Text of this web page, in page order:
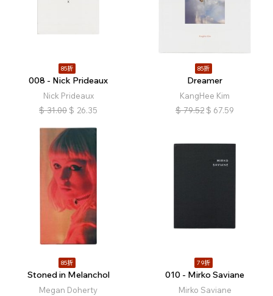
85折
008 - Nick Prideaux
Nick Prideaux
$ 31.00 $ 26.35
85折
Dreamer
KangHee Kim
$ 79.52 $ 67.59
85折
Stoned in Melanchol
Megan Doherty
79折
010 - Mirko Saviane
Mirko Saviane